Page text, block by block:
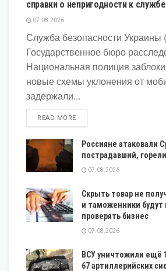
справки о непригодности к службе
07.08.2026
Служба безопасности Украины
Государственное бюро
Национальная полиция
новые схемы уклонения от
задержали...
READ MOREDETAILS
Россияне атаковали
пострадавший,
07.08.2026
Скрыть товар не
и таможенники будут
проверять бизнес
07.08.2026
ВСУ уничтожили ещё
67 артиллерийских